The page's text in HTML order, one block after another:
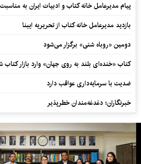
پیام مدیرعامل خانه کتاب و ادبیات ایران به
بازدید مدیرعامل خانه کتاب از تحریریه ایبنا
دومین «روباه شنی» برگزار می‌شود
کتاب «خنده‌ای بلند به روی جهان» وارد بازار کتاب
ضدیت با سرمایه‌داری عواقب دارد
خبرنگاران؛ دغدغه‌مندان خطرپذیر